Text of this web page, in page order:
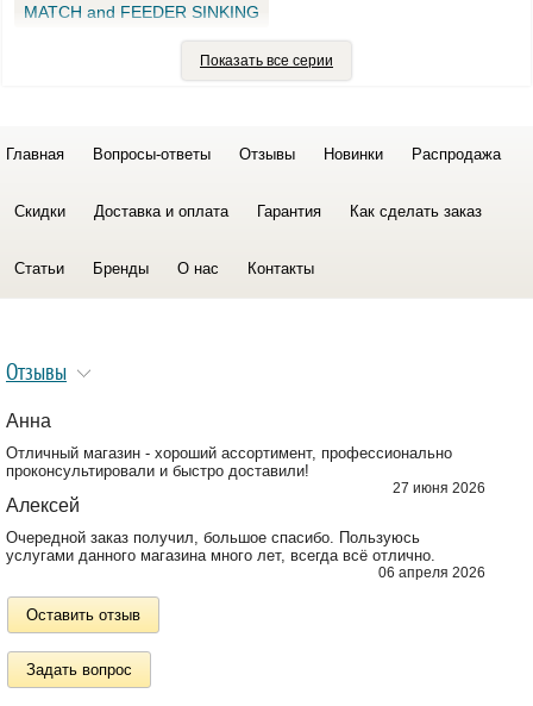
MATCH and FEEDER SINKING
MV-R LOW STRETCH FEEDER LINE
SLR FLUOROCARBON
Smart Exel 57
Smart MRT Smart SLR
Smart Stone River
Jurassic II
Smart Elite Reel
Smart Elite Trota
Показать все серии
Главная Вопросы-ответы Отзывы Новинки Распродажа
Скидки Доставка и оплата Гарантия Как сделать заказ
Статьи Бренды О нас Контакты
Отзывы
Анна
Отличный магазин - хороший ассортимент, профессионально
проконсультировали и быстро доставили!
27 июня 2026
Алексей
Очередной заказ получил, большое спасибо. Пользуюсь
услугами данного магазина много лет, всегда всё отлично.
06 апреля 2026
Оставить отзыв
Задать вопрос